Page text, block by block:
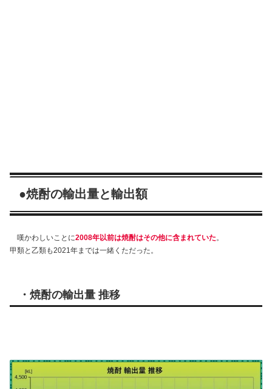
●焼酎の輸出量と輸出額
嘆かわしいことに2008年以前は焼酎はその他に含まれていた。
甲類と乙類も2021年までは一緒くただった。
・焼酎の輸出量 推移